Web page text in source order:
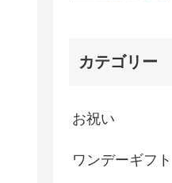
カテゴリー
お祝い
ワンデーギフト